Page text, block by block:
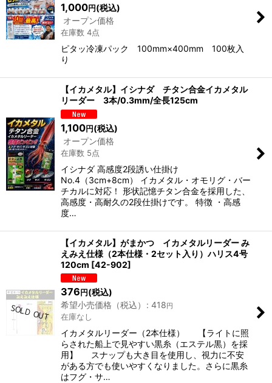
1,000円 (税込)
オープン価格
在庫数 4点
ピタッ冷凍パック 100mm×400mm 100枚入
り
【イカメタル】イシナダ チタン合金イカメタル
リーダー 3本/0.3mm/全長125cm
1,100円(税込)
オープン価格
在庫数 5点
イシナダ 高感度2段誘い仕掛け
No.4（3cm+8cm） イカメタル・オモリグ・バー
チカルに対応！ 形状記憶チタン合金を採用した、
高感度・高耐久の2段仕掛けです。 特徴 ・高感
度…
【イカメタル】がまかつ イカメタルリーダー み
えみえ仕様（2本仕様・2セット入り）ハリス4号
120cm [42-902]
376 円 (税込)
希望小売価格（税込）
: 418 円
在庫なし
イカメタルリーダー（2本仕様） 【ライトに照
らされた船上で見やすい黒糸（エステル黒）を採
用】 スナップも大き目を使用し、視力に不安
がある方でも使いやすくなりました。さらに黒糸
はフグ・サ…